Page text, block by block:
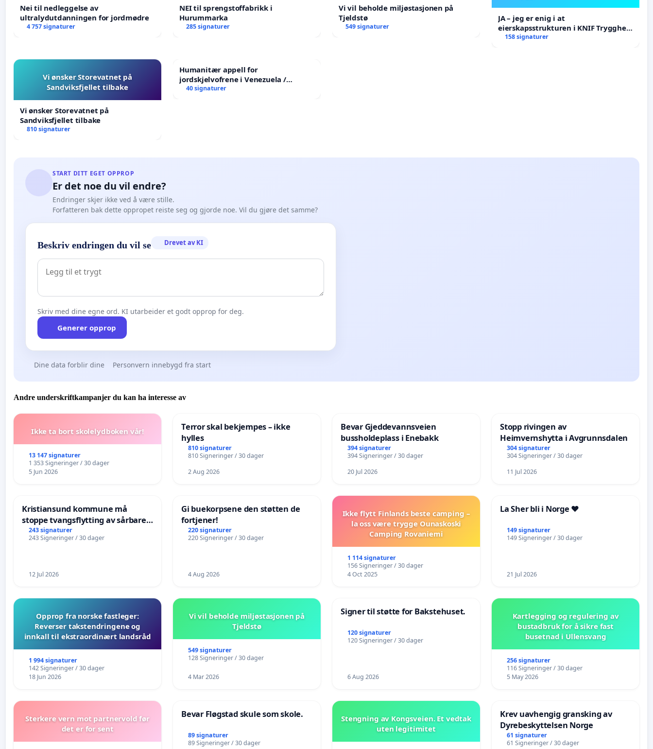
Nei til nedleggelse av
ultralydutdanningen for jordmødre
4 757 signaturer
NEI til sprengstoffabrikk i
Hurummarka
285 signaturer
Vi vil beholde miljøstasjonen på
Tjeldstø
549 signaturer
JA – jeg er enig i at
eierskapsstrukturen i KNIF Trygghet
AS ikke skal endres
158 signaturer
Vi ønsker Storevatnet på
Sandviksfjellet tilbake
Vi ønsker Storevatnet på
Sandviksfjellet tilbake
810 signaturer
Humanitær appell for
jordskjelvofrene i Venezuela /
Humanitarian Appeal for the
40 signaturer
START DITT EGET OPPROP
Er det noe du vil endre?
Endringer skjer ikke ved å være stille.
Forfatteren bak dette oppropet reiste seg og gjorde noe. Vil du gjøre det samme?
Beskriv endringen du vil se Drevet av KI
Skriv med dine egne ord. KI utarbeider et godt opprop for deg.
Generer opprop
Dine data forblir dine Personvern innebygd fra start
Andre underskriftkampanjer du kan ha interesse av
Ikke ta bort skolelydboken vår!
13 147 signaturer
1 353 Signeringer / 30 dager
5 Jun 2026
Terror skal bekjempes – ikke
hylles
810 signaturer
810 Signeringer / 30 dager
2 Aug 2026
Bevar Gjeddevannsveien
bussholdeplass i Enebakk
394 signaturer
394 Signeringer / 30 dager
20 Jul 2026
Stopp rivingen av
Heimvernshytta i Avgrunnsdalen
304 signaturer
304 Signeringer / 30 dager
11 Jul 2026
Kristiansund kommune må
stoppe tvangsflytting av sårbare
eldre
243 signaturer
243 Signeringer / 30 dager
12 Jul 2026
Gi buekorpsene den støtten de
fortjener!
220 signaturer
220 Signeringer / 30 dager
4 Aug 2026
Ikke flytt Finlands beste camping –
la oss være trygge Ounaskoski
Camping Rovaniemi
1 114 signaturer
156 Signeringer / 30 dager
4 Oct 2025
La Sher bli i Norge ❤️
149 signaturer
149 Signeringer / 30 dager
21 Jul 2026
Opprop fra norske fastleger:
Reverser takstendringene og
innkall til ekstraordinært landsråd
1 994 signaturer
142 Signeringer / 30 dager
18 Jun 2026
Vi vil beholde miljøstasjonen på
Tjeldstø
549 signaturer
128 Signeringer / 30 dager
4 Mar 2026
Signer til støtte for Bakstehuset.
120 signaturer
120 Signeringer / 30 dager
6 Aug 2026
Kartlegging og regulering av
bustadbruk for å sikre fast
busetnad i Ullensvang
256 signaturer
116 Signeringer / 30 dager
5 May 2026
Sterkere vern mot partnervold før
det er for sent
Bevar Fløgstad skule som skole.
89 signaturer
89 Signeringer / 30 dager
Stengning av Kongsveien. Et vedtak
uten legitimitet
Krev uavhengig gransking av
Dyrebeskyttelsen Norge
61 signaturer
61 Signeringer / 30 dager